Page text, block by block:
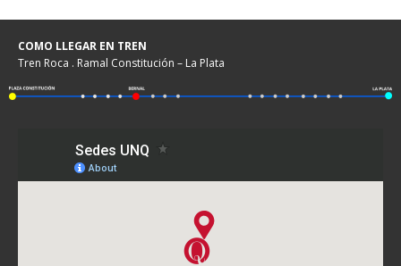
COMO LLEGAR EN TREN
Tren Roca . Ramal Constitución – La Plata